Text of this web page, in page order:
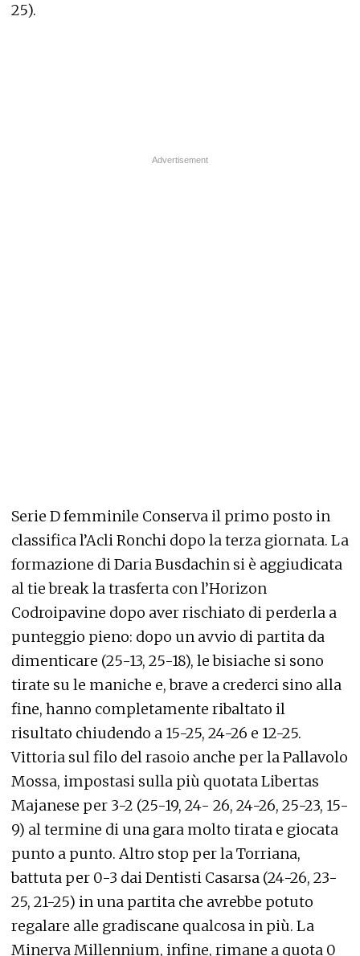
25).
Serie D femminile Conserva il primo posto in
classifica l’Acli Ronchi dopo la terza giornata. La
formazione di Daria Busdachin si è aggiudicata
al tie break la trasferta con l’Horizon
Codroipavine dopo aver rischiato di perderla a
punteggio pieno: dopo un avvio di partita da
dimenticare (25-13, 25-18), le bisiache si sono
tirate su le maniche e, brave a crederci sino alla
fine, hanno completamente ribaltato il
risultato chiudendo a 15-25, 24-26 e 12-25.
Vittoria sul filo del rasoio anche per la Pallavolo
Mossa, impostasi sulla più quotata Libertas
Majanese per 3-2 (25-19, 24- 26, 24-26, 25-23, 15-
9) al termine di una gara molto tirata e giocata
punto a punto. Altro stop per la Torriana,
battuta per 0-3 dai Dentisti Casarsa (24-26, 23-
25, 21-25) in una partita che avrebbe potuto
regalare alle gradiscane qualcosa in più. La
Minerva Millennium, infine, rimane a quota 0